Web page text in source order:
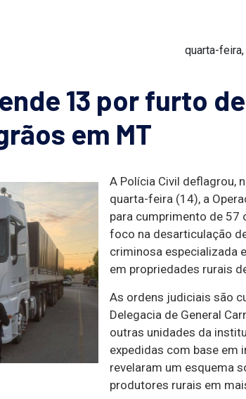
quarta-
13 por furto
em MT
A Polícia Civil deflagrou,
quarta-feira (14), a
para cumprimento de 57
foco na desarticulação
criminosa especializada
em propriedades rurais
As ordens judiciais são
Delegacia de General
outras unidades da
expedidas com base em
revelaram um esquema
produtores rurais em